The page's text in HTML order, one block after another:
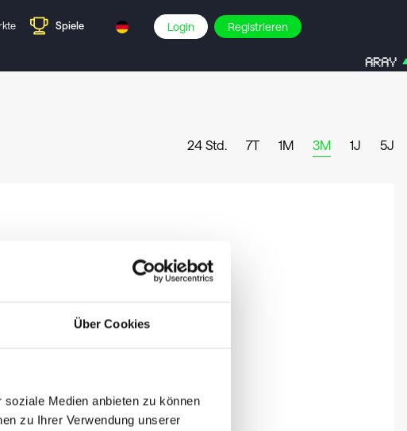
Über Cookies
Medien anbieten zu können
zu Ihrer Verwendung unserer
Spiele Login Registrieren
ARAY
24 Std. 7T 1M 3M 1J 5J